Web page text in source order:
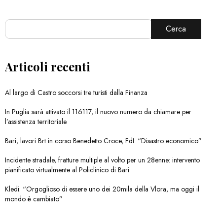
Cerca
Articoli recenti
Al largo di Castro soccorsi tre turisti dalla Finanza
In Puglia sarà attivato il 116117, il nuovo numero da chiamare per
l’assistenza territoriale
Bari, lavori Brt in corso Benedetto Croce, FdI: “Disastro economico”
Incidente stradale, fratture multiple al volto per un 28enne: intervento
pianificato virtualmente al Policlinico di Bari
Kledi: “Orgoglioso di essere uno dei 20mila della Vlora, ma oggi il
mondo è cambiato”